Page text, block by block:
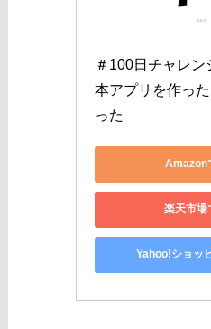
＃100日チャレ
本アプリを作っ
った
Amazon
楽天市場
Yahoo!ショッ